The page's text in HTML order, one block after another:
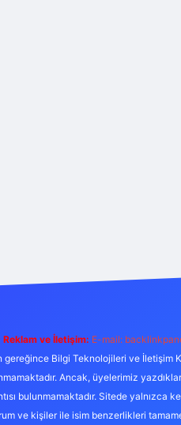
Reklam ve İletişim: E-mail:
gereğince Bilgi Teknolojileri ve
Ancak, üyelerimiz
bulunmamaktadır. Sitede yalnızca
ve kişiler ile isim benzerlikleri